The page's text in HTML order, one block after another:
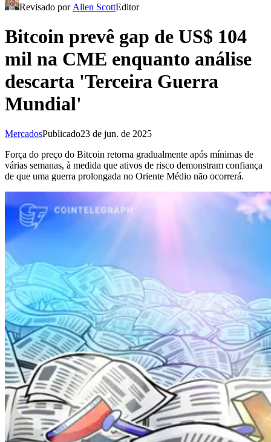
Revisado por Allen ScottEditor
Bitcoin prevê gap de US$ 104
mil na CME enquanto análise
descarta 'Terceira Guerra
Mundial'
MercadosPublicado23 de jun. de 2025
Força do preço do Bitcoin retorna gradualmente após mínimas de
várias semanas, à medida que ativos de risco demonstram confiança
de que uma guerra prolongada no Oriente Médio não ocorrerá.